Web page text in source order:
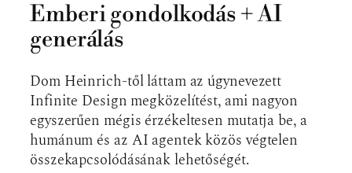
Emberi gondolkodás + AI
generálás
Dom Heinrich-től láttam az úgynevezett
Infinite Design megközelítést, ami nagyon
egyszerűen mégis érzékeltesen mutatja be, a
humánum és az AI agentek közös végtelen
összekapcsolódásának lehetőségét.